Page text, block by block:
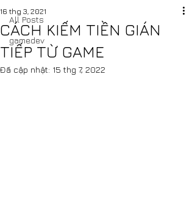
All Posts
gamedev
CÁCH KIẾM TIỀN GIÁN
TIẾP TỪ GAME
16 thg 3, 2021
Đã cập nhật: 15 thg 7, 2022